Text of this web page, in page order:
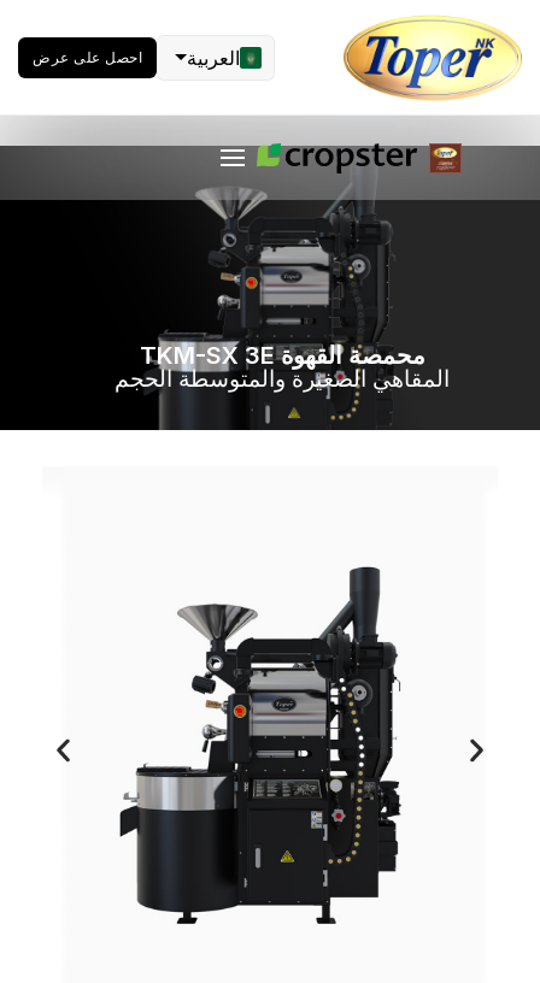
العربية احصل على عرض
محمصة القهوة TKM-SX 3E
المقاهي الصغيرة والمتوسطة الحجم